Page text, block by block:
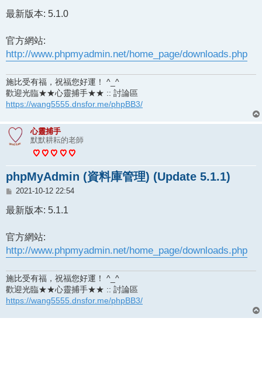
最新版本: 5.1.0
官方網站:
http://www.phpmyadmin.net/home_page/downloads.php
施比受有福，祝福您好運！ ^_^
歡迎光臨★★心靈捕手★★ :: 討論區
https://wang5555.dnsfor.me/phpBB3/
心靈捕手
默默耕耘的老師
phpMyAdmin (資料庫管理) (Update 5.1.1)
文
2021-10-12 22:54
最新版本: 5.1.1
官方網站:
http://www.phpmyadmin.net/home_page/downloads.php
施比受有福，祝福您好運！ ^_^
歡迎光臨★★心靈捕手★★ :: 討論區
https://wang5555.dnsfor.me/phpBB3/